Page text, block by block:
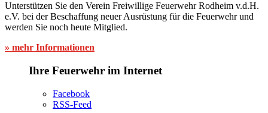
Unterstützen Sie den Verein Freiwillige Feuerwehr Rodheim v.d.H.
e.V. bei der Beschaffung neuer Ausrüstung für die Feuerwehr und
werden Sie noch heute Mitglied.
» mehr Informationen
Ihre Feuerwehr im Internet
Facebook
RSS-Feed